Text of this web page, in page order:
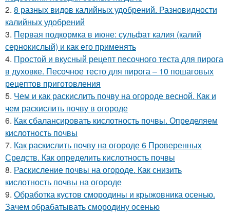
2. 8 разных видов калийных удобрений. Разновидности
калийных удобрений
3. Первая подкормка в июне: сульфат калия (калий
сернокислый) и как его применять
4. Простой и вкусный рецепт песочного теста для пирога
в духовке. Песочное тесто для пирога – 10 пошаговых
рецептов приготовления
5. Чем и как раскислить почву на огороде весной. Как и
чем раскислить почву в огороде
6. Как сбалансировать кислотность почвы. Определяем
кислотность почвы
7. Как раскислить почву на огороде 6 Проверенных
Средств. Как определить кислотность почвы
8. Раскисление почвы на огороде. Как снизить
кислотность почвы на огороде
9. Обработка кустов смородины и крыжовника осенью.
Зачем обрабатывать смородину осенью